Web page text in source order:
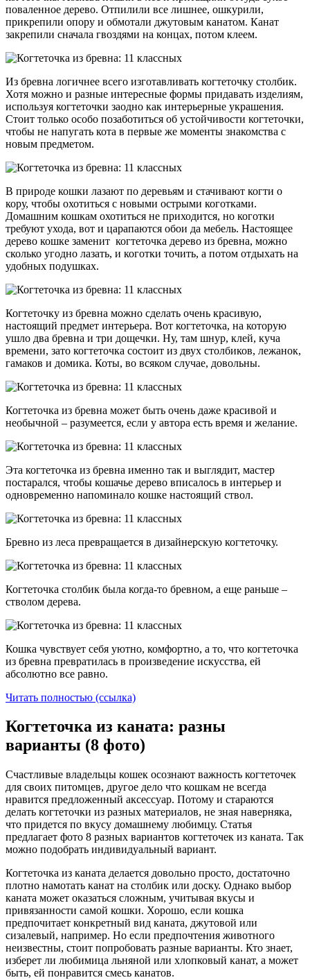
поваленное дерево. Отпилили все лишнее, ошкурили,
прикрепили опору и обмотали джутовым канатом. Канат
закрепили сначала гвоздями на концах, потом клеем.
Из бревна логичнее всего изготавливать когтеточку столбик.
Хотя можно и разные интересные формы придавать изделиям,
используя когтеточки заодно как интерьерные украшения.
Стоит только особо позаботиться об устойчивости когтеточки,
чтобы не напугать кота в первые же моменты знакомства с
новым предметом.
В природе кошки лазают по деревьям и стачивают когти о
кору, чтобы охотиться с новыми острыми коготками.
Домашним кошкам охотиться не приходится, но коготки
требуют ухода, вот и царапаются обои да мебель. Настоящее
дерево кошке заменит когтеточка дерево из бревна, можно
сколько угодно лазать, и коготки точить, а потом отдыхать на
удобных подушках.
Когтеточку из бревна можно сделать очень красивую,
настоящий предмет интерьера. Вот когтеточка, на которую
ушло два бревна и три дощечки. Ну, там шнур, клей, куча
времени, зато когтеточка состоит из двух столбиков, лежанок,
гамаков и домика. Коты, во всяком случае, довольны.
Когтеточка из бревна может быть очень даже красивой и
необычной – разумеется, если у автора есть время и желание.
Эта когтеточка из бревна именно так и выглядит, мастер
постарался, чтобы кошачье дерево вписалось в интерьер и
одновременно напоминало кошке настоящий ствол.
Бревно из леса превращается в дизайнерскую когтеточку.
Когтеточка столбик была когда-то бревном, а еще раньше –
стволом дерева.
Кошка чувствует себя уютно, комфортно, а то, что когтеточка
из бревна превратилась в произведение искусства, ей
абсолютно все равно.
Читать полностью (ссылка)
Когтеточка из каната: разны
варианты (8 фото)
Счастливые владельцы кошек осознают важность когтеточек
для своих питомцев, другое дело что кошкам не всегда
нравится предложенный аксессуар. Потому и стараются
делать когтеточки из разных материалов, не зная наверняка,
что придется по вкусу домашнему любимцу. Статья
предлагает фото 8 разных вариантов когтеточек из каната. Так
можно подобрать индивидуальный вариант.
Когтеточка из каната делается довольно просто, достаточно
плотно намотать канат на столбик или доску. Однако выбор
каната может оказаться сложным, учитывая вкусы и
привязанности самой кошки. Хорошо, если кошка
предпочитает конкретный вид каната, джутовой или
сизалевый, например. Но если предпочтения животного
неизвестны, стоит попробовать разные варианты. Кто знает,
изберет ли любимица льняной или хлопковый канат, а может
быть, ей понравится смесь канатов.